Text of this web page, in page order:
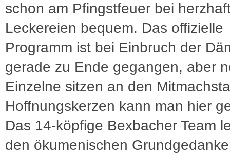
schon am Pfingstfeuer bei
Leckereien bequem. Das offizielle
Programm ist bei Einbruch der
gerade zu Ende gegangen, aber
Einzelne sitzen an den
Hoffnungskerzen kann man hier
Das 14-köpfige Bexbacher Team
den ökumenischen